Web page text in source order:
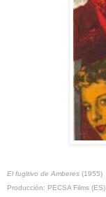
El fugitivo de Amberes (1955)
Producción: PECSA Films (ES)